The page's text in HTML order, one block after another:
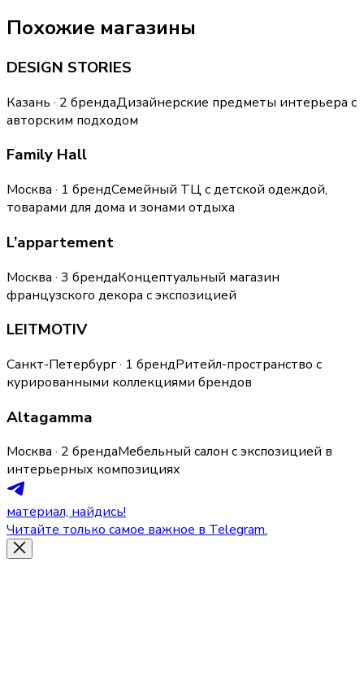
Похожие магазины
DESIGN STORIES
Казань · 2 брендаДизайнерские предметы интерьера с
авторским подходом
Family Hall
Москва · 1 брендСемейный ТЦ с детской одеждой,
товарами для дома и зонами отдыха
L’appartement
Москва · 3 брендаКонцептуальный магазин
французского декора с экспозицией
LEITMOTIV
Санкт-Петербург · 1 брендРитейл-пространство с
курированными коллекциями брендов
Altagamma
Москва · 2 брендаМебельный салон с экспозицией в
интерьерных композициях
материал, найдись!
Читайте только самое важное в Telegram.